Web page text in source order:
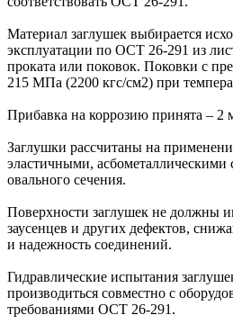
Материал заглушек выбирается
эксплуатации по ОСТ 26-291 из
проката или поковок. Поковки с
215 МПа (2200 кгс/см2) при
Прибавка на коррозию принята – 2
Заглушки рассчитаны на
эластичными,
овального сечения.
Поверхности заглушек не должны
заусенцев и других дефектов,
и надежность соединений.
Гидравлические испытания
производиться совместно с
требованиями ОСТ 26-291.